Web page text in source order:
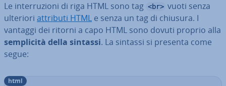
Le in­ter­ru­zio­ni di riga HTML sono tag <br> vuoti senza
ulteriori attributi HTML e senza un tag di chiusura. I
vantaggi dei ritorni a capo HTML sono dovuti proprio alla
sem­pli­ci­tà della sintassi. La sintassi si presenta come
segue:
html